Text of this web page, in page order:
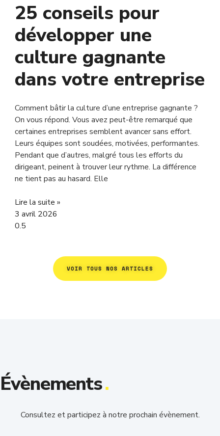
25 conseils pour
développer une
culture gagnante
dans votre entreprise
Comment bâtir la culture d’une entreprise gagnante ?
On vous répond. Vous avez peut-être remarqué que
certaines entreprises semblent avancer sans effort.
Leurs équipes sont soudées, motivées, performantes.
Pendant que d’autres, malgré tous les efforts du
dirigeant, peinent à trouver leur rythme. La différence
ne tient pas au hasard. Elle
Lire la suite »
3 avril 2026
VOIR TOUS NOS ARTICLES
Évènements.
Consultez et participez à notre prochain évènement.